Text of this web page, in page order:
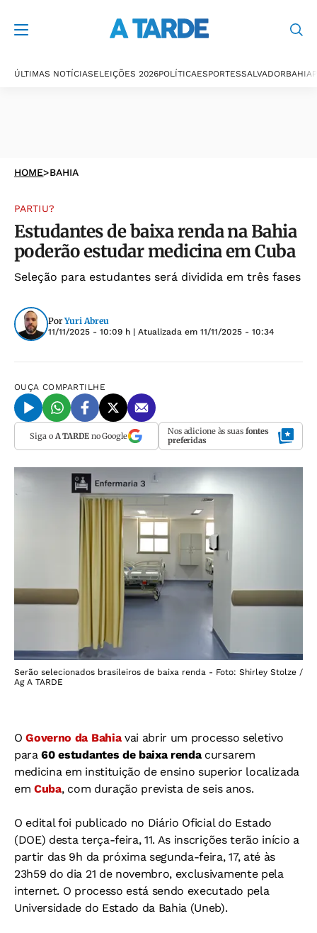
ÚLTIMAS NOTÍCIASELEIÇÕES 2026POLÍTICAESPORTESSALVADORBAHIA
HOME>BAHIA
PARTIU?
Estudantes de baixa renda na Bahia
poderão estudar medicina em Cuba
Seleção para estudantes será dividida em três fases
Por Yuri Abreu
11/11/2025 - 10:09 h | Atualizada em 11/11/2025 - 10:34
OUÇA COMPARTILHE
Siga o A TARDEno Google Nos adicione às suas fontes
preferidas
Serão selecionados brasileiros de baixa renda - Foto: Shirley Stolze /
Ag A TARDE
OGoverno da Bahiavai abrir um processo seletivo
para60 estudantes de baixa rendacursarem
medicina em instituição de ensino superior localizada
emCuba, com duração prevista de seis anos.
O edital foi publicado no Diário Oficial do Estado
(DOE) desta terça-feira, 11. As inscrições terão início a
partir das 9h da próxima segunda-feira, 17, até às
23h59 do dia 21 de novembro, exclusivamente pela
internet. O processo está sendo executado pela
Universidade do Estado da Bahia (Uneb).